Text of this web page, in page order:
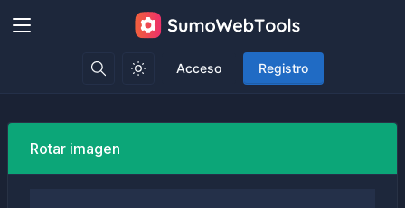
Acceso Registro
Rotar imagen